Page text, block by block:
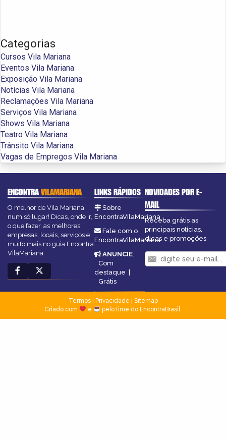
Categorias
Cursos Vila Mariana
Eventos Vila Mariana
Exposição Vila Mariana
Notícias Vila Mariana
Reclamações Vila Mariana
Serviços Vila Mariana
Shows Vila Mariana
Teatro Vila Mariana
Trânsito Vila Mariana
Vagas de Empregos Vila Mariana
ENCONTRAVILAMARIANA
O melhor de Vila Mariana
num só lugar! Dicas, onde ir,
o que fazer, as melhores
empresas, locais, serviços e
muito mais no guia Encontra
VilaMariana.
LINKS RÁPIDOS
Sobre
EncontraVilaMariana
Fale com o
EncontraVilaMariana
ANUNCIE:
Com
destaque |
Grátis
NOVIDADES POR E-
MAIL
Receba grátis as
principais notícias,
dicas e promoções
Termos| Privacidade
Sitemap
Criado com
e pelo time do EncontraBrasil